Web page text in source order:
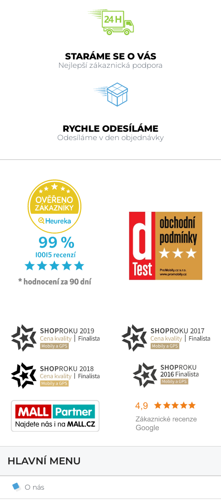
STARÁME SE O VÁS
Nejlepší zákaznická podpora
RYCHLE ODESÍLÁME
Odesíláme v den objednávky
HLAVNÍ MENU
O nás